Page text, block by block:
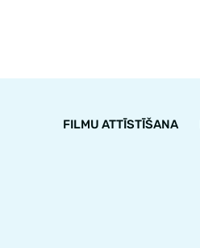
FILMU ATTĪSTĪŠANA